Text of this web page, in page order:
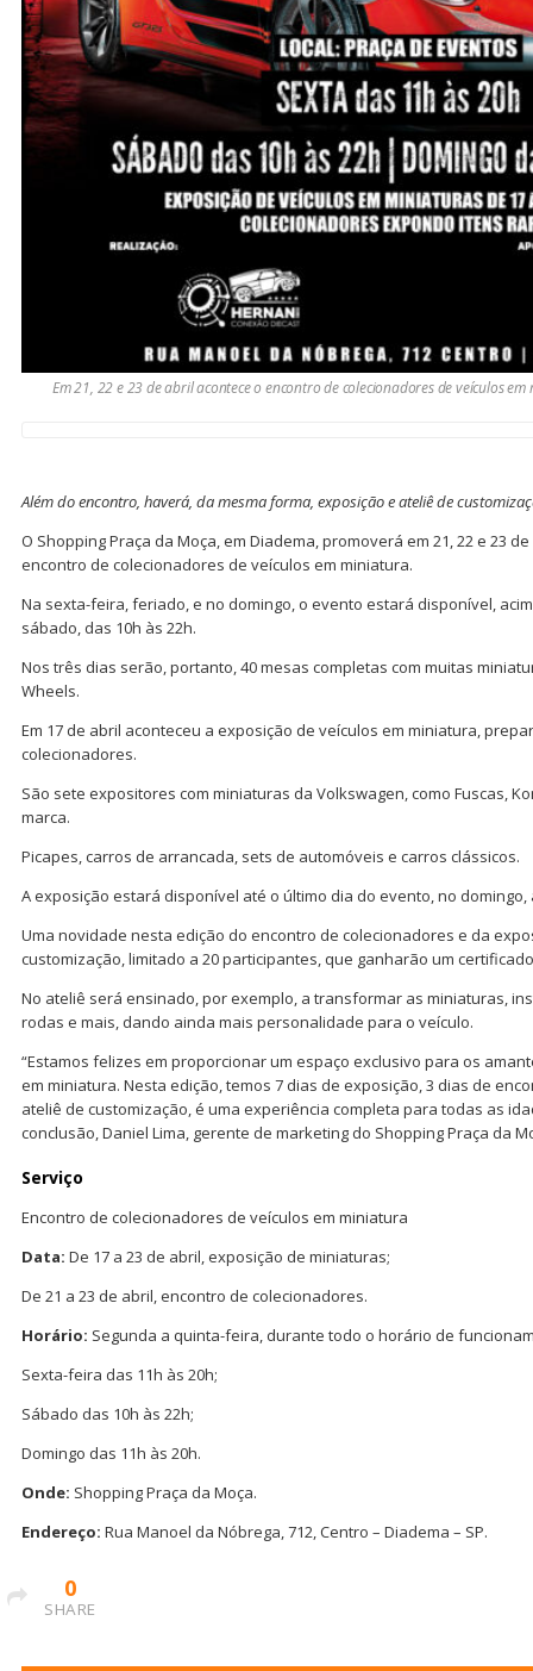
Em 21, 22 e 23 de abril acontece o encontro de colecionadores de veículos
Além do encontro, haverá, da mesma forma, exposição e ateliê de
O Shopping Praça da Moça, em Diadema, promoverá em 21, 22 e 23
encontro de colecionadores de veículos em miniatura.
Na sexta-feira, feriado, e no domingo, o evento estará disponível,
sábado, das 10h às 22h.
Nos três dias serão, portanto, 40 mesas completas com muitas
Wheels.
Em 17 de abril aconteceu a exposição de veículos em miniatura,
colecionadores.
São sete expositores com miniaturas da Volkswagen, como Fuscas,
marca.
Picapes, carros de arrancada, sets de automóveis e carros clássicos.
A exposição estará disponível até o último dia do evento, no
Uma novidade nesta edição do encontro de colecionadores e da
customização, limitado a 20 participantes, que ganharão um
No ateliê será ensinado, por exemplo, a transformar as miniaturas,
rodas e mais, dando ainda mais personalidade para o veículo.
“Estamos felizes em proporcionar um espaço exclusivo para os
em miniatura. Nesta edição, temos 7 dias de exposição, 3 dias de
ateliê de customização, é uma experiência completa para todas as
conclusão, Daniel Lima, gerente de marketing do Shopping Praça da
Serviço
Encontro de colecionadores de veículos em miniatura
Data: De 17 a 23 de abril, exposição de miniaturas;
De 21 a 23 de abril, encontro de colecionadores.
Horário: Segunda a quinta-feira, durante todo o horário de
Sexta-feira das 11h às 20h;
Sábado das 10h às 22h;
Domingo das 11h às 20h.
Onde: Shopping Praça da Moça.
Endereço: Rua Manoel da Nóbrega, 712, Centro – Diadema – SP.
0
SHARE